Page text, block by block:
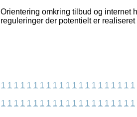
Orientering omkring tilbud og internet
reguleringer der potentielt er
1 1 1 1 1 1 1 1 1 1 1 1 1 1 1 1 1 1 1 1 1
1 1 1 1 1 1 1 1 1 1 1 1 1 1 1 1 1 1 1 1 1